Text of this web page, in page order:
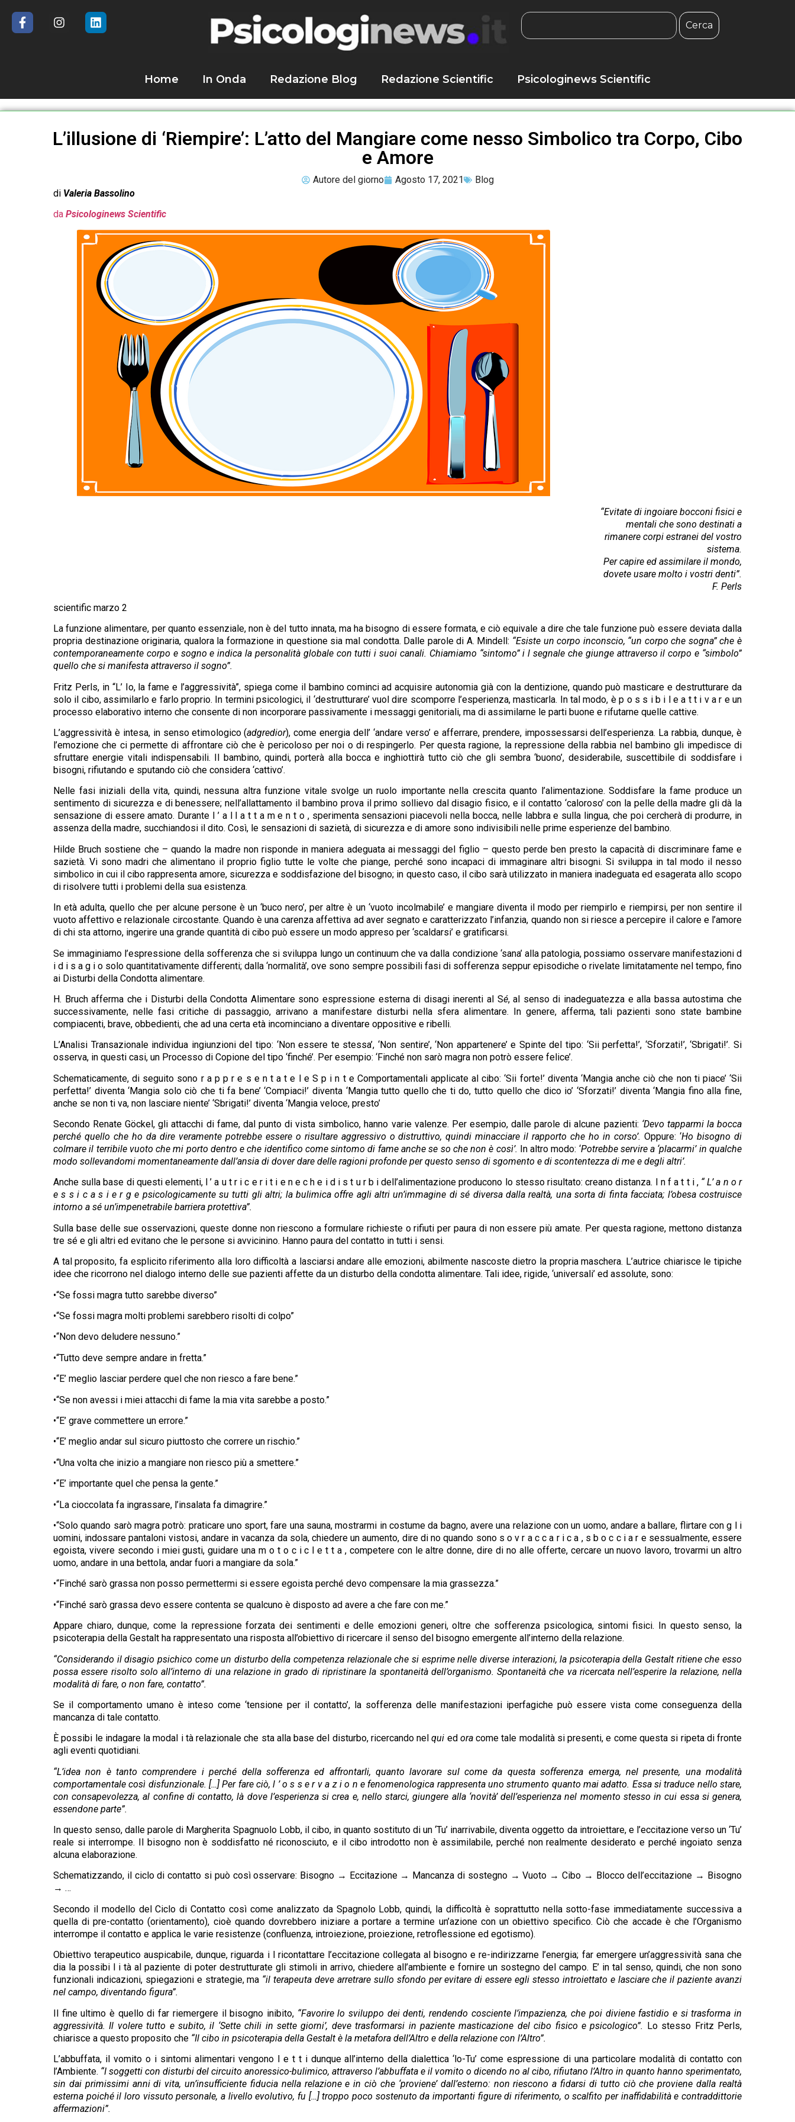
Cerca
Home In Onda Redazione Blog Redazione Scientific Psicologinews Scientific
L’illusione di ‘Riempire’: L’atto del Mangiare come nesso Simbolico tra Corpo, Cibo
e Amore
Autore del giorno Agosto 17, 2021
Blog
di Valeria Bassolino
da Psicologinews Scientific
“Evitate di ingoiare bocconi fisici e
mentali che sono destinati a
rimanere corpi estranei del vostro
sistema.
Per capire ed assimilare il mondo,
dovete usare molto i vostri denti”.
F. Perls
scientific marzo 2
La funzione alimentare, per quanto essenziale, non è del tutto innata, ma ha bisogno di essere formata, e ciò equivale a dire che tale funzione può essere deviata dalla
propria destinazione originaria, qualora la formazione in questione sia mal condotta. Dalle parole di A. Mindell: “Esiste un corpo inconscio, “un corpo che sogna” che è
contemporaneamente corpo e sogno e indica la personalità globale con tutti i suoi canali. Chiamiamo “sintomo” i l segnale che giunge attraverso il corpo e “simbolo”
quello che si manifesta attraverso il sogno”.
Fritz Perls, in “L’ Io, la fame e l’aggressività”, spiega come il bambino cominci ad acquisire autonomia già con la dentizione, quando può masticare e destrutturare da
solo il cibo, assimilarlo e farlo proprio. In termini psicologici, il ‘destrutturare’ vuol dire scomporre l’esperienza, masticarla. In tal modo, è p o s s i b i l e a t t i v a r e un
processo elaborativo interno che consente di non incorporare passivamente i messaggi genitoriali, ma di assimilarne le parti buone e rifutarne quelle cattive.
L’aggressività è intesa, in senso etimologico (adgredior), come energia dell’ ‘andare verso’ e afferrare, prendere, impossessarsi dell’esperienza. La rabbia, dunque, è
l’emozione che ci permette di affrontare ciò che è pericoloso per noi o di respingerlo. Per questa ragione, la repressione della rabbia nel bambino gli impedisce di
sfruttare energie vitali indispensabili. Il bambino, quindi, porterà alla bocca e inghiottirà tutto ciò che gli sembra ‘buono’, desiderabile, suscettibile di soddisfare i
bisogni, rifiutando e sputando ciò che considera ‘cattivo’.
Nelle fasi iniziali della vita, quindi, nessuna altra funzione vitale svolge un ruolo importante nella crescita quanto l’alimentazione. Soddisfare la fame produce un
sentimento di sicurezza e di benessere; nell’allattamento il bambino prova il primo sollievo dal disagio fisico, e il contatto ‘caloroso’ con la pelle della madre gli dà la
sensazione di essere amato. Durante l ’ a l l a t t a m e n t o , sperimenta sensazioni piacevoli nella bocca, nelle labbra e sulla lingua, che poi cercherà di produrre, in
assenza della madre, succhiandosi il dito. Così, le sensazioni di sazietà, di sicurezza e di amore sono indivisibili nelle prime esperienze del bambino.
Hilde Bruch sostiene che – quando la madre non risponde in maniera adeguata ai messaggi del figlio – questo perde ben presto la capacità di discriminare fame e
sazietà. Vi sono madri che alimentano il proprio figlio tutte le volte che piange, perché sono incapaci di immaginare altri bisogni. Si sviluppa in tal modo il nesso
simbolico in cui il cibo rappresenta amore, sicurezza e soddisfazione del bisogno; in questo caso, il cibo sarà utilizzato in maniera inadeguata ed esagerata allo scopo
di risolvere tutti i problemi della sua esistenza.
In età adulta, quello che per alcune persone è un ‘buco nero’, per altre è un ‘vuoto incolmabile’ e mangiare diventa il modo per riempirlo e riempirsi, per non sentire il
vuoto affettivo e relazionale circostante. Quando è una carenza affettiva ad aver segnato e caratterizzato l’infanzia, quando non si riesce a percepire il calore e l’amore
di chi sta attorno, ingerire una grande quantità di cibo può essere un modo appreso per ‘scaldarsi’ e gratificarsi.
Se immaginiamo l’espressione della sofferenza che si sviluppa lungo un continuum che va dalla condizione ‘sana’ alla patologia, possiamo osservare manifestazioni d
i d i s a g i o solo quantitativamente differenti; dalla ‘normalità’, ove sono sempre possibili fasi di sofferenza seppur episodiche o rivelate limitatamente nel tempo, fino
ai Disturbi della Condotta alimentare.
H. Bruch afferma che i Disturbi della Condotta Alimentare sono espressione esterna di disagi inerenti al Sé, al senso di inadeguatezza e alla bassa autostima che
successivamente, nelle fasi critiche di passaggio, arrivano a manifestare disturbi nella sfera alimentare. In genere, afferma, tali pazienti sono state bambine
compiacenti, brave, obbedienti, che ad una certa età incominciano a diventare oppositive e ribelli.
L’Analisi Transazionale individua ingiunzioni del tipo: ‘Non essere te stessa’, ‘Non sentire’, ‘Non appartenere’ e Spinte del tipo: ‘Sii perfetta!’, ‘Sforzati!’, ‘Sbrigati!’. Si
osserva, in questi casi, un Processo di Copione del tipo ‘finché’. Per esempio: ‘Finché non sarò magra non potrò essere felice’.
Schematicamente, di seguito sono r a p p r e s e n t a t e l e S p i n t e Comportamentali applicate al cibo: ‘Sii forte!’ diventa ‘Mangia anche ciò che non ti piace’ ‘Sii
perfetta!’ diventa ‘Mangia solo ciò che ti fa bene’ ‘Compiaci!’ diventa ‘Mangia tutto quello che ti do, tutto quello che dico io’ ‘Sforzati!’ diventa ‘Mangia fino alla fine,
anche se non ti va, non lasciare niente’ ‘Sbrigati!’ diventa ‘Mangia veloce, presto’
Secondo Renate Göckel, gli attacchi di fame, dal punto di vista simbolico, hanno varie valenze. Per esempio, dalle parole di alcune pazienti: ‘Devo tapparmi la bocca
perché quello che ho da dire veramente potrebbe essere o risultare aggressivo o distruttivo, quindi minacciare il rapporto che ho in corso’.Oppure: ‘Ho bisogno di
colmare il terribile vuoto che mi porto dentro e che identifico come sintomo di fame anche se so che non è così’. In altro modo: ‘Potrebbe servire a ‘placarmi’ in qualche
modo sollevandomi momentaneamente dall’ansia di dover dare delle ragioni profonde per questo senso di sgomento e di scontentezza di me e degli altri’.
Anche sulla base di questi elementi, l ’ a u t r i c e r i t i e n e c h e i d i s t u r b i dell’alimentazione producono lo stesso risultato: creano distanza. I n f a t t i , “ L’ a n o r
e s s i c a s i e r g e psicologicamente su tutti gli altri; la bulimica offre agli altri un’immagine di sé diversa dalla realtà, una sorta di finta facciata; l’obesa costruisce
intorno a sé un’impenetrabile barriera protettiva”.
Sulla base delle sue osservazioni, queste donne non riescono a formulare richieste o rifiuti per paura di non essere più amate. Per questa ragione, mettono distanza
tre sé e gli altri ed evitano che le persone si avvicinino. Hanno paura del contatto in tutti i sensi.
A tal proposito, fa esplicito riferimento alla loro difficoltà a lasciarsi andare alle emozioni, abilmente nascoste dietro la propria maschera. L’autrice chiarisce le tipiche
idee che ricorrono nel dialogo interno delle sue pazienti affette da un disturbo della condotta alimentare. Tali idee, rigide, ‘universali’ ed assolute, sono:
•“Se fossi magra tutto sarebbe diverso”
•“Se fossi magra molti problemi sarebbero risolti di colpo”
•“Non devo deludere nessuno.”
•“Tutto deve sempre andare in fretta.”
•“E’ meglio lasciar perdere quel che non riesco a fare bene.”
•“Se non avessi i miei attacchi di fame la mia vita sarebbe a posto.”
•“E’ grave commettere un errore.”
•“E’ meglio andar sul sicuro piuttosto che correre un rischio.”
•“Una volta che inizio a mangiare non riesco più a smettere.”
•“E’ importante quel che pensa la gente.”
•“La cioccolata fa ingrassare, l’insalata fa dimagrire.”
•“Solo quando sarò magra potrò: praticare uno sport, fare una sauna, mostrarmi in costume da bagno, avere una relazione con un uomo, andare a ballare, flirtare con g l i
uomini, indossare pantaloni vistosi, andare in vacanza da sola, chiedere un aumento, dire di no quando sono s o v r a c c a r i c a , s b o c c i a r e sessualmente, essere
egoista, vivere secondo i miei gusti, guidare una m o t o c i c l e t t a , competere con le altre donne, dire di no alle offerte, cercare un nuovo lavoro, trovarmi un altro
uomo, andare in una bettola, andar fuori a mangiare da sola.”
•“Finché sarò grassa non posso permettermi si essere egoista perché devo compensare la mia grassezza.”
•“Finché sarò grassa devo essere contenta se qualcuno è disposto ad avere a che fare con me.”
Appare chiaro, dunque, come la repressione forzata dei sentimenti e delle emozioni generi, oltre che sofferenza psicologica, sintomi fisici. In questo senso, la
psicoterapia della Gestalt ha rappresentato una risposta all’obiettivo di ricercare il senso del bisogno emergente all’interno della relazione.
“Considerando il disagio psichico come un disturbo della competenza relazionale che si esprime nelle diverse interazioni, la psicoterapia della Gestalt ritiene che esso
possa essere risolto solo all’interno di una relazione in grado di ripristinare la spontaneità dell’organismo. Spontaneità che va ricercata nell’esperire la relazione, nella
modalità di fare, o non fare, contatto”.
Se il comportamento umano è inteso come ‘tensione per il contatto’, la sofferenza delle manifestazioni iperfagiche può essere vista come conseguenza della
mancanza di tale contatto.
È possibi le indagare la modal i tà relazionale che sta alla base del disturbo, ricercando nelqui ed oracome tale modalità si presenti, e come questa si ripeta di fronte
agli eventi quotidiani.
“L’idea non è tanto comprendere i perché della sofferenza ed affrontarli, quanto lavorare sul come da questa sofferenza emerga, nel presente, una modalità
comportamentale così disfunzionale. […] Per fare ciò, l ’ o s s e r v a z i o n e fenomenologica rappresenta uno strumento quanto mai adatto. Essa si traduce nello stare,
con consapevolezza, al confine di contatto, là dove l’esperienza si crea e, nello starci, giungere alla ‘novità’ dell’esperienza nel momento stesso in cui essa si genera,
essendone parte”.
In questo senso, dalle parole di Margherita Spagnuolo Lobb, il cibo, in quanto sostituto di un ‘Tu’ inarrivabile, diventa oggetto da introiettare, e l’eccitazione verso un ‘Tu’
reale si interrompe. Il bisogno non è soddisfatto né riconosciuto, e il cibo introdotto non è assimilabile, perché non realmente desiderato e perché ingoiato senza
alcuna elaborazione.
Schematizzando, il ciclo di contatto si può così osservare: Bisogno → Eccitazione → Mancanza di sostegno → Vuoto → Cibo → Blocco dell’eccitazione → Bisogno
→ …
Secondo il modello del Ciclo di Contatto così come analizzato da Spagnolo Lobb, quindi, la difficoltà è soprattutto nella sotto-fase immediatamente successiva a
quella di pre-contatto (orientamento), cioè quando dovrebbero iniziare a portare a termine un’azione con un obiettivo specifico. Ciò che accade è che l’Organismo
interrompe il contatto e applica le varie resistenze (confluenza, introiezione, proiezione, retroflessione ed egotismo).
Obiettivo terapeutico auspicabile, dunque, riguarda i l ricontattare l’eccitazione collegata al bisogno e re-indirizzarne l’energia; far emergere un’aggressività sana che
dia la possibi l i tà al paziente di poter destrutturate gli stimoli in arrivo, chiedere all’ambiente e fornire un sostegno del campo. E’ in tal senso, quindi, che non sono
funzionali indicazioni, spiegazioni e strategie, ma “il terapeuta deve arretrare sullo sfondo per evitare di essere egli stesso introiettato e lasciare che il paziente avanzi
nel campo, diventando figura”.
Il fine ultimo è quello di far riemergere il bisogno inibito, “Favorire lo sviluppo dei denti, rendendo cosciente l’impazienza, che poi diviene fastidio e si trasforma in
aggressività. Il volere tutto e subito, il ‘Sette chili in sette giorni’, deve trasformarsi in paziente masticazione del cibo fisico e psicologico”. Lo stesso Fritz Perls,
chiarisce a questo proposito che “Il cibo in psicoterapia della Gestalt è la metafora dell’Altro e della relazione con l’Altro”.
L’abbuffata, il vomito o i sintomi alimentari vengono l e t t i dunque all’interno della dialettica ‘lo-Tu’ come espressione di una particolare modalità di contatto con
l’Ambiente. “I soggetti con disturbi del circuito anoressico-bulimico, attraverso l’abbuffata e il vomito o dicendo no al cibo, rifiutano l’Altro in quanto hanno sperimentato,
sin dai primissimi anni di vita, un’insufficiente fiducia nella relazione e in ciò che ‘proviene’ dall’esterno: non riescono a fidarsi di tutto ciò che proviene dalla realtà
esterna poiché il loro vissuto personale, a livello evolutivo, fu […] troppo poco sostenuto da importanti figure di riferimento, o scalfito per inaffidabilità e contraddittorie
affermazioni”.